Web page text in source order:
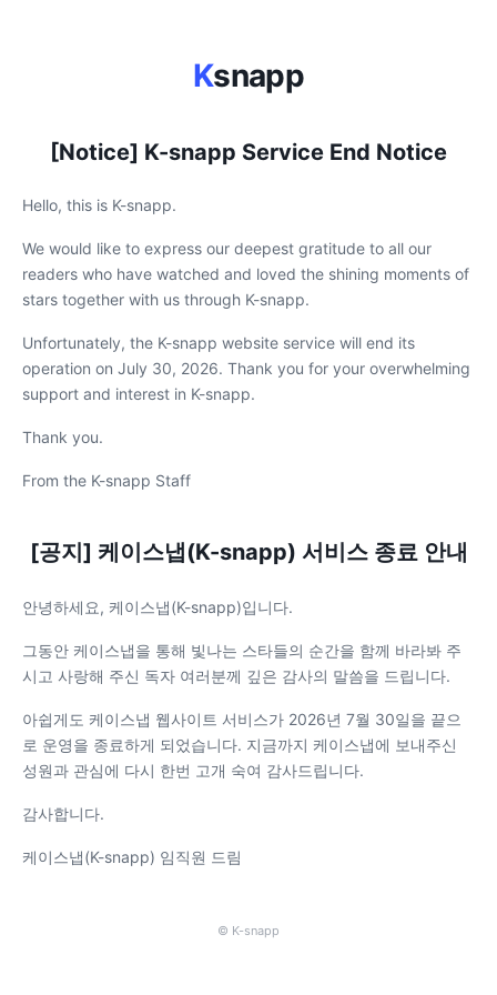
Ksnapp
[Notice] K-snapp Service End Notice
Hello, this is K-snapp.
We would like to express our deepest gratitude to all our
readers who have watched and loved the shining moments of
stars together with us through K-snapp.
Unfortunately, the K-snapp website service will end its
operation on July 30, 2026. Thank you for your overwhelming
support and interest in K-snapp.
Thank you.
From the K-snapp Staff
[공지] 케이스냅(K-snapp) 서비스 종료 안내
안녕하세요, 케이스냅(K-snapp)입니다.
그동안 케이스냅을 통해 빛나는 스타들의 순간을 함께 바라봐 주
시고 사랑해 주신 독자 여러분께 깊은 감사의 말씀을 드립니다.
아쉽게도 케이스냅 웹사이트 서비스가 2026년 7월 30일을 끝으
로 운영을 종료하게 되었습니다. 지금까지 케이스냅에 보내주신
성원과 관심에 다시 한번 고개 숙여 감사드립니다.
감사합니다.
케이스냅(K-snapp) 임직원 드림
© K-snapp